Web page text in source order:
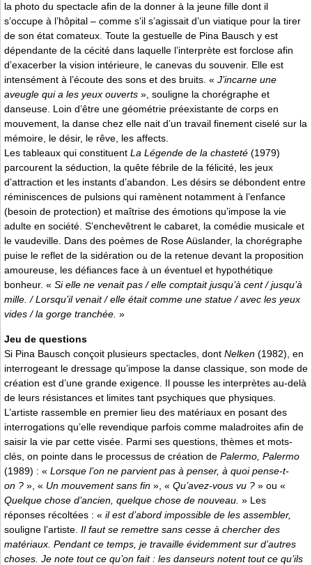
la photo du spectacle afin de la donner à la jeune fille dont il
s’occupe à l’hôpital – comme s’il s’agissait d’un viatique pour la tirer
de son état comateux. Toute la gestuelle de Pina Bausch y est
dépendante de la cécité dans laquelle l’interprète est forclose afin
d’exacerber la vision intérieure, le canevas du souvenir. Elle est
intensément à l’écoute des sons et des bruits. « J’incarne une
aveugle qui a les yeux ouverts », souligne la chorégraphe et
danseuse. Loin d’être une géométrie préexistante de corps en
mouvement, la danse chez elle nait d’un travail finement ciselé sur la
mémoire, le désir, le rêve, les affects.
Les tableaux qui constituent La Légende de la chasteté (1979)
parcourent la séduction, la quête fébrile de la félicité, les jeux
d’attraction et les instants d’abandon. Les désirs se débondent entre
réminiscences de pulsions qui ramènent notamment à l’enfance
(besoin de protection) et maîtrise des émotions qu’impose la vie
adulte en société. S’enchevêtrent le cabaret, la comédie musicale et
le vaudeville. Dans des poèmes de Rose Aüslander, la chorégraphe
puise le reflet de la sidération ou de la retenue devant la proposition
amoureuse, les défiances face à un éventuel et hypothétique
bonheur. « Si elle ne venait pas / elle comptait jusqu’à cent / jusqu’à
mille. / Lorsqu’il venait / elle était comme une statue / avec les yeux
vides / la gorge tranchée. »
Jeu de questions
Si Pina Bausch conçoit plusieurs spectacles, dont Nelken (1982), en
interrogeant le dressage qu’impose la danse classique, son mode de
création est d’une grande exigence. Il pousse les interprètes au-delà
de leurs résistances et limites tant psychiques que physiques.
L’artiste rassemble en premier lieu des matériaux en posant des
interrogations qu’elle revendique parfois comme maladroites afin de
saisir la vie par cette visée. Parmi ses questions, thèmes et mots-
clés, on pointe dans le processus de création de Palermo, Palermo
(1989) : « Lorsque l’on ne parvient pas à penser, à quoi pense-t-
on ? », « Un mouvement sans fin », « Qu’avez-vous vu ? » ou «
Quelque chose d’ancien, quelque chose de nouveau. » Les
réponses récoltées : « il est d’abord impossible de les assembler,
souligne l’artiste. Il faut se remettre sans cesse à chercher des
matériaux. Pendant ce temps, je travaille évidemment sur d’autres
choses. Je note tout ce qu’on fait : les danseurs notent tout ce qu’ils